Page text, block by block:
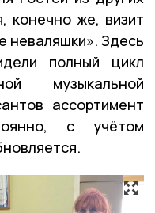
конечно же, визит
неваляшки». Здесь
полный цикл
музыкальной
ассортимент
с учётом